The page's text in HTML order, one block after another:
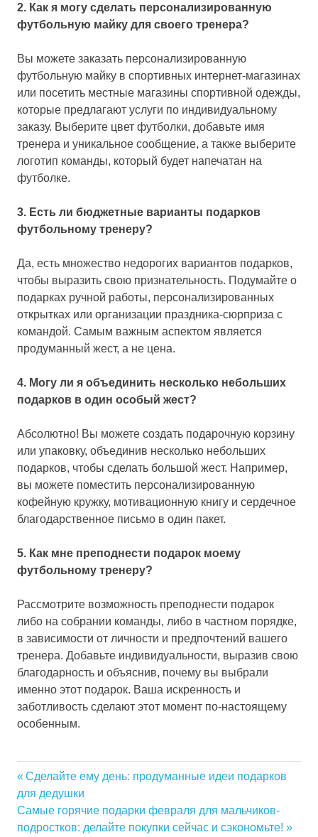
2. Как я могу сделать персонализированную
футбольную майку для своего тренера?
Вы можете заказать персонализированную
футбольную майку в спортивных интернет-магазинах
или посетить местные магазины спортивной одежды,
которые предлагают услуги по индивидуальному
заказу. Выберите цвет футболки, добавьте имя
тренера и уникальное сообщение, а также выберите
логотип команды, который будет напечатан на
футболке.
3. Есть ли бюджетные варианты подарков
футбольному тренеру?
Да, есть множество недорогих вариантов подарков,
чтобы выразить свою признательность. Подумайте о
подарках ручной работы, персонализированных
открытках или организации праздника-сюрприза с
командой. Самым важным аспектом является
продуманный жест, а не цена.
4. Могу ли я объединить несколько небольших
подарков в один особый жест?
Абсолютно! Вы можете создать подарочную корзину
или упаковку, объединив несколько небольших
подарков, чтобы сделать большой жест. Например,
вы можете поместить персонализированную
кофейную кружку, мотивационную книгу и сердечное
благодарственное письмо в один пакет.
5. Как мне преподнести подарок моему
футбольному тренеру?
Рассмотрите возможность преподнести подарок
либо на собрании команды, либо в частном порядке,
в зависимости от личности и предпочтений вашего
тренера. Добавьте индивидуальности, выразив свою
благодарность и объяснив, почему вы выбрали
именно этот подарок. Ваша искренность и
заботливость сделают этот момент по-настоящему
особенным.
Навигация
по
Previous
Post:
Сделайте ему день: продуманные идеи подарков
для дедушки
Next
Post:
Самые горячие подарки февраля для мальчиков-
подростков: делайте покупки сейчас и сэкономьте!